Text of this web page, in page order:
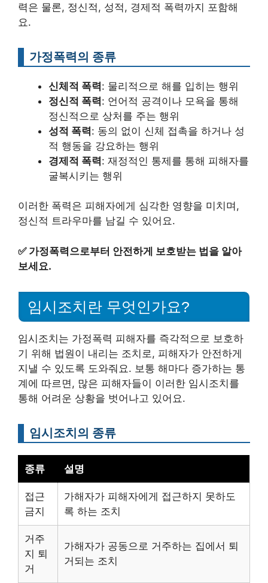
력은 물론, 정신적, 성적, 경제적 폭력까지 포함해
요.
가정폭력의 종류
신체적 폭력: 물리적으로 해를 입히는 행위
정신적 폭력: 언어적 공격이나 모욕을 통해
정신적으로 상처를 주는 행위
성적 폭력: 동의 없이 신체 접촉을 하거나 성
적 행동을 강요하는 행위
경제적 폭력: 재정적인 통제를 통해 피해자를
굴복시키는 행위
이러한 폭력은 피해자에게 심각한 영향을 미치며,
정신적 트라우마를 남길 수 있어요.
✅ 가정폭력으로부터 안전하게 보호받는 법을 알아
보세요.
임시조치란 무엇인가요?
임시조치는 가정폭력 피해자를 즉각적으로 보호하
기 위해 법원이 내리는 조치로, 피해자가 안전하게
지낼 수 있도록 도와줘요. 보통 해마다 증가하는 통
계에 따르면, 많은 피해자들이 이러한 임시조치를
통해 어려운 상황을 벗어나고 있어요.
임시조치의 종류
종류 설명
접근
금지
가해자가 피해자에게 접근하지 못하도
록 하는 조치
거주
지 퇴
거
가해자가 공동으로 거주하는 집에서 퇴
거되는 조치